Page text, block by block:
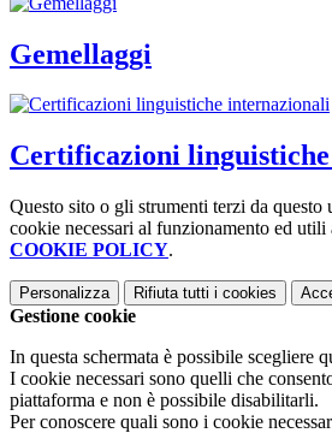
Gemellaggi
Certificazioni
Questo sito o gli strumenti terzi da
cookie necessari al funzionamento ed
COOKIE POLICY.
Personalizza Rifiuta tutti i cookies
Gestione cookie
In questa schermata è possibile scegliere
I cookie necessari sono quelli che
piattaforma e non è possibile disabilitarli.
Per conoscere quali sono i cookie